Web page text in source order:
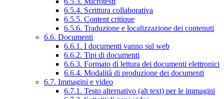
6.5.4. Scrittura collaborativa
6.5.5. Content critique
6.5.6. Traduzione e localizzazione dei contenuti
6.6. Documenti
6.6.1. I documenti vanno sul web
6.6.2. Tipi di documenti
6.6.3. Formato di lettura dei documenti elettronici
6.6.4. Modalità di produzione dei documenti
6.7. Immagini e video
6.7.1. Testo alternativo (alt text) per le immagini